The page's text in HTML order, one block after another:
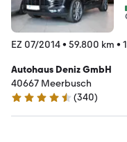
EZ 07/2014• 59.800 km •
Autohaus Deniz GmbH
40667 Meerbusch
4.5 Sterne
(340)